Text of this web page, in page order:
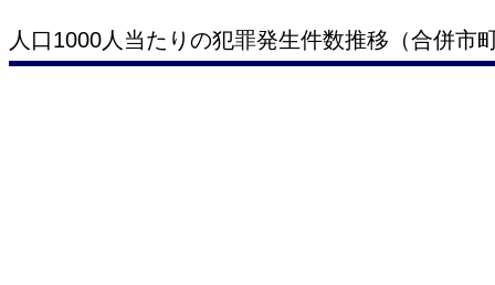
人口1000人当たりの犯罪発生件数推移（合併市